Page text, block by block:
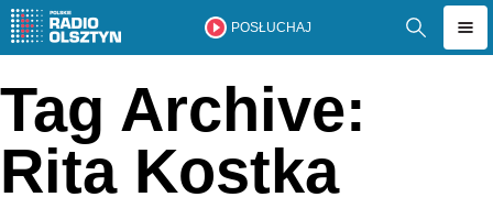
POSŁUCHAJ
Tag Archive:
Rita Kostka